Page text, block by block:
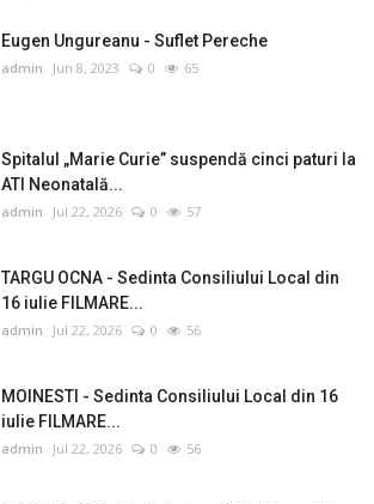
Eugen Ungureanu - Suflet Pereche
admin Jun 8, 2023 0 65
Spitalul „Marie Curie” suspendă cinci paturi la
ATI Neonatală...
admin Jul 22, 2026 0 57
TARGU OCNA - Sedinta Consiliului Local din
16 iulie FILMARE...
admin Jul 22, 2026 0 56
MOINESTI - Sedinta Consiliului Local din 16
iulie FILMARE...
admin Jul 22, 2026 0 56